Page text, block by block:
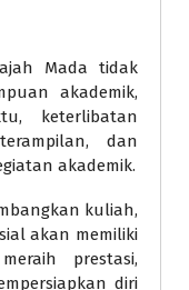
Mada tidak
akademik,
keterlibatan
dan
akademik.
kuliah,
akan memiliki
prestasi,
diri